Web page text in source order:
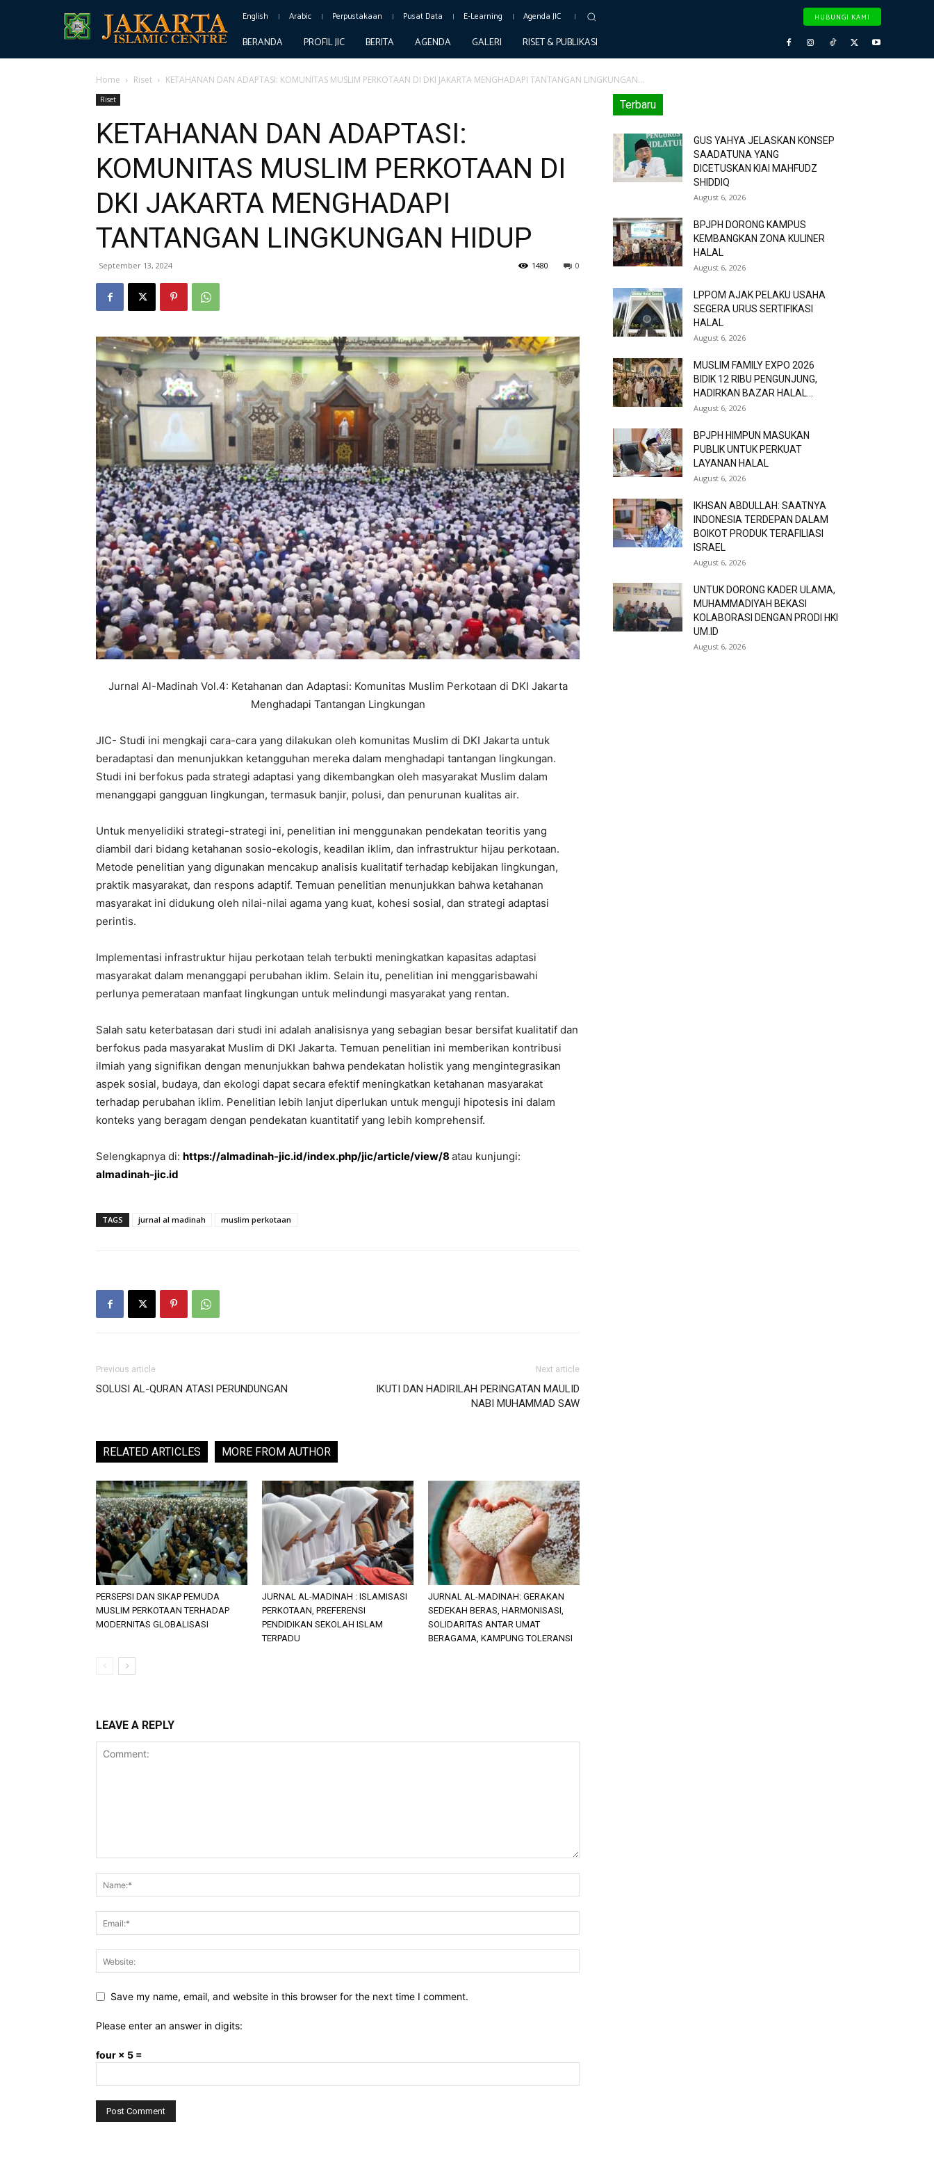
English Arabic Perpustakaan Pusat Data E-Learning Agenda JIC HUBUNGI KAMI
BERANDA PROFIL JIC BERITA AGENDA GALERI RISET & PUBLIKASI
Home Riset KETAHANAN DAN ADAPTASI: KOMUNITAS MUSLIM PERKOTAAN DI DKI JAKARTA MENGHADAPI TANTANGAN LINGKUNGAN...
Riset
KETAHANAN DAN ADAPTASI:
KOMUNITAS MUSLIM PERKOTAAN DI
DKI JAKARTA MENGHADAPI
TANTANGAN LINGKUNGAN HIDUP
September 13, 2024 0
1480
Jurnal Al-Madinah Vol.4: Ketahanan dan Adaptasi: Komunitas Muslim Perkotaan di DKI Jakarta
Menghadapi Tantangan Lingkungan
JIC- Studi ini mengkaji cara-cara yang dilakukan oleh komunitas Muslim di DKI Jakarta untuk
beradaptasi dan menunjukkan ketangguhan mereka dalam menghadapi tantangan lingkungan.
Studi ini berfokus pada strategi adaptasi yang dikembangkan oleh masyarakat Muslim dalam
menanggapi gangguan lingkungan, termasuk banjir, polusi, dan penurunan kualitas air.
Untuk menyelidiki strategi-strategi ini, penelitian ini menggunakan pendekatan teoritis yang
diambil dari bidang ketahanan sosio-ekologis, keadilan iklim, dan infrastruktur hijau perkotaan.
Metode penelitian yang digunakan mencakup analisis kualitatif terhadap kebijakan lingkungan,
praktik masyarakat, dan respons adaptif. Temuan penelitian menunjukkan bahwa ketahanan
masyarakat ini didukung oleh nilai-nilai agama yang kuat, kohesi sosial, dan strategi adaptasi
perintis.
Implementasi infrastruktur hijau perkotaan telah terbukti meningkatkan kapasitas adaptasi
masyarakat dalam menanggapi perubahan iklim. Selain itu, penelitian ini menggarisbawahi
perlunya pemerataan manfaat lingkungan untuk melindungi masyarakat yang rentan.
Salah satu keterbatasan dari studi ini adalah analisisnya yang sebagian besar bersifat kualitatif dan
berfokus pada masyarakat Muslim di DKI Jakarta. Temuan penelitian ini memberikan kontribusi
ilmiah yang signifikan dengan menunjukkan bahwa pendekatan holistik yang mengintegrasikan
aspek sosial, budaya, dan ekologi dapat secara efektif meningkatkan ketahanan masyarakat
terhadap perubahan iklim. Penelitian lebih lanjut diperlukan untuk menguji hipotesis ini dalam
konteks yang beragam dengan pendekatan kuantitatif yang lebih komprehensif.
Selengkapnya di: https://almadinah-jic.id/index.php/jic/article/view/8 atau kunjungi:
almadinah-jic.id
TAGS jurnal al madinah muslim perkotaan
Previous article
SOLUSI AL-QURAN ATASI PERUNDUNGAN
Next article
IKUTI DAN HADIRILAH PERINGATAN MAULID
NABI MUHAMMAD SAW
RELATED ARTICLES MORE FROM AUTHOR
PERSEPSI DAN SIKAP PEMUDA
MUSLIM PERKOTAAN TERHADAP
MODERNITAS GLOBALISASI
JURNAL AL-MADINAH : ISLAMISASI
PERKOTAAN, PREFERENSI
PENDIDIKAN SEKOLAH ISLAM
TERPADU
JURNAL AL-MADINAH: GERAKAN
SEDEKAH BERAS, HARMONISASI,
SOLIDARITAS ANTAR UMAT
BERAGAMA, KAMPUNG TOLERANSI
LEAVE A REPLY
Save my name, email, and website in this browser for the next time I comment.
Please enter an answer in digits:
four × 5 =
Terbaru
GUS YAHYA JELASKAN KONSEP
SAADATUNA YANG
DICETUSKAN KIAI MAHFUDZ
SHIDDIQ
August 6, 2026
BPJPH DORONG KAMPUS
KEMBANGKAN ZONA KULINER
HALAL
August 6, 2026
LPPOM AJAK PELAKU USAHA
SEGERA URUS SERTIFIKASI
HALAL
August 6, 2026
MUSLIM FAMILY EXPO 2026
BIDIK 12 RIBU PENGUNJUNG,
HADIRKAN BAZAR HALAL...
August 6, 2026
BPJPH HIMPUN MASUKAN
PUBLIK UNTUK PERKUAT
LAYANAN HALAL
August 6, 2026
IKHSAN ABDULLAH: SAATNYA
INDONESIA TERDEPAN DALAM
BOIKOT PRODUK TERAFILIASI
ISRAEL
August 6, 2026
UNTUK DORONG KADER ULAMA,
MUHAMMADIYAH BEKASI
KOLABORASI DENGAN PRODI HKI
UM.ID
August 6, 2026